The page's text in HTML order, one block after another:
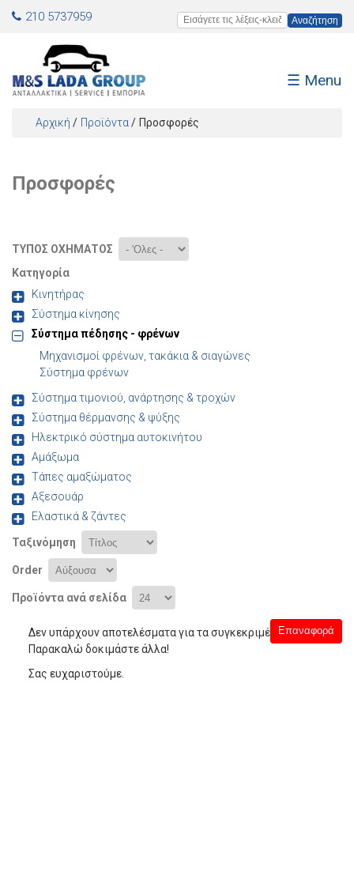
Jump to navigation
210 5737959 Εισάγετε τις λέξεις-κλειδιά
☰ Menu
Είστε εδώ
Αρχική / Προϊόντα / Προσφορές
Προσφορές
ΤΎΠΟΣ ΟΧΉΜΑΤΟΣ
Κατηγορία
Κινητήρας
Σύστημα κίνησης
Σύστημα πέδησης - φρένων
Μηχανισμοί φρένων, τακάκια & σιαγώνες
Σύστημα φρένων
Σύστημα τιμονιού, ανάρτησης & τροχών
Σύστημα θέρμανσης & ψύξης
Ηλεκτρικό σύστημα αυτοκινήτου
Αμάξωμα
Τάπες αμαξώματος
Αξεσουάρ
Ελαστικά & ζάντες
Ταξινόμηση
Order
Προϊόντα ανά σελίδα
Δεν υπάρχουν αποτελέσματα για τα συγκεκριμένα φίλτρα.
Παρακαλώ δοκιμάστε άλλα!
Σας ευχαριστούμε.